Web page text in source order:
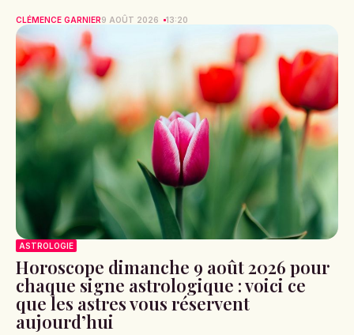
CLÉMENCE GARNIER9 AOÛT 2026 13:20
ASTROLOGIE
Horoscope dimanche 9 août 2026 pour
chaque signe astrologique : voici ce
que les astres vous réservent
aujourd’hui